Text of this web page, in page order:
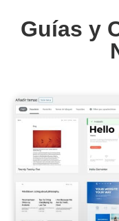
Guías y